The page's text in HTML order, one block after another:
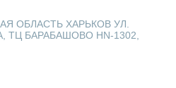
ОБЛАСТЬ ХАРЬКОВ УЛ.
ТЦ БАРАБАШОВО HN-1302,